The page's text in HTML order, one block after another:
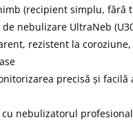
(recipient simplu, fără
nebulizare UltraNeb
rezistent la
precisă și
nebulizatorul